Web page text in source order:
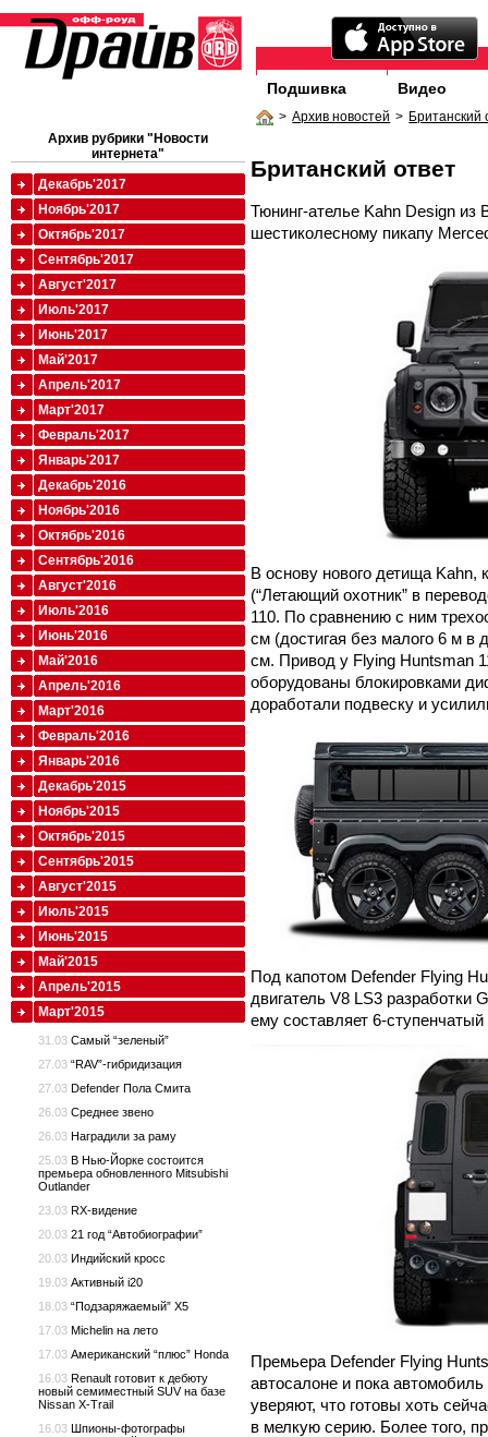
Подшивка Видео
> Архив новостей > Британский
Британский ответ
Тюнинг-ателье Kahn Design из
шестиколесному пикапу
В основу нового детища Kahn,
(“Летающий охотник” в
110. По сравнению с ним
см (достигая без малого 6 м в
см. Привод у Flying Huntsman
оборудованы блокировками
доработали подвеску и
Под капотом Defender Flying
двигатель V8 LS3
ему составляет 6-ступенчатый
Премьера Defender Flying
автосалоне и пока
уверяют, что готовы хоть
в мелкую серию. Более того,
Архив рубрики "Новости
интернета"
Декабрь'2017
Ноябрь'2017
Октябрь'2017
Сентябрь'2017
Август'2017
Июль'2017
Июнь'2017
Май'2017
Апрель'2017
Март'2017
Февраль'2017
Январь'2017
Декабрь'2016
Ноябрь'2016
Октябрь'2016
Сентябрь'2016
Август'2016
Июль'2016
Июнь'2016
Май'2016
Апрель'2016
Март'2016
Февраль'2016
Январь'2016
Декабрь'2015
Ноябрь'2015
Октябрь'2015
Сентябрь'2015
Август'2015
Июль'2015
Июнь'2015
Май'2015
Апрель'2015
Март'2015
31.03 Самый “зеленый”
27.03 “RAV”-гибридизация
27.03 Defender Пола Смита
26.03 Среднее звено
26.03 Наградили за раму
25.03 В Нью-Йорке состоится
премьера обновленного Mitsubishi
Outlander
23.03 RX-видение
20.03 21 год “Автобиографии”
20.03 Индийский кросс
19.03 Активный i20
18.03 “Подзаряжаемый” X5
17.03 Michelin на лето
17.03 Американский “плюс” Honda
16.03 Renault готовит к дебюту
новый семиместный SUV на базе
Nissan X-Trail
16.03 Шпионы-фотографы